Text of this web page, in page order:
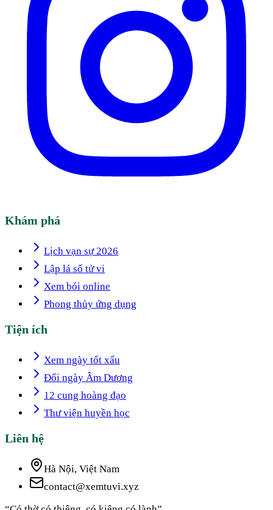
Khám phá
Lịch vạn sự 2026
Lập lá số tử vi
Xem bói online
Phong thủy ứng dụng
Tiện ích
Xem ngày tốt xấu
Đổi ngày Âm Dương
12 cung hoàng đạo
Thư viện huyền học
Liên hệ
Hà Nội, Việt Nam
contact@xemtuvi.xyz